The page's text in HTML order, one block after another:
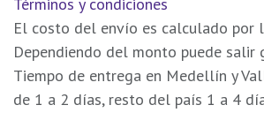
El costo del envío es calculado por
Dependiendo del monto puede salir
Tiempo de entrega en Medellín y
de 1 a 2 días, resto del país 1 a 4